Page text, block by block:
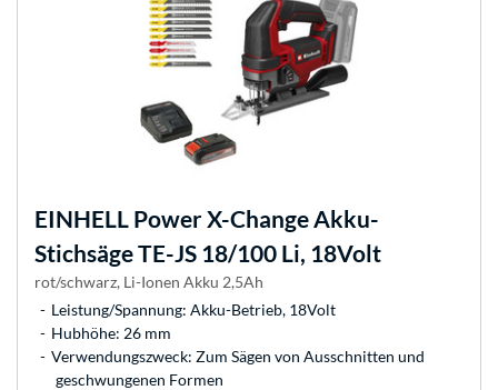
EINHELL Power X-Change Akku-
Stichsäge TE-JS 18/100 Li, 18Volt
rot/schwarz, Li-Ionen Akku 2,5Ah
Leistung/Spannung: Akku-Betrieb, 18Volt
Hubhöhe: 26 mm
Verwendungszweck: Zum Sägen von Ausschnitten und
geschwungenen Formen